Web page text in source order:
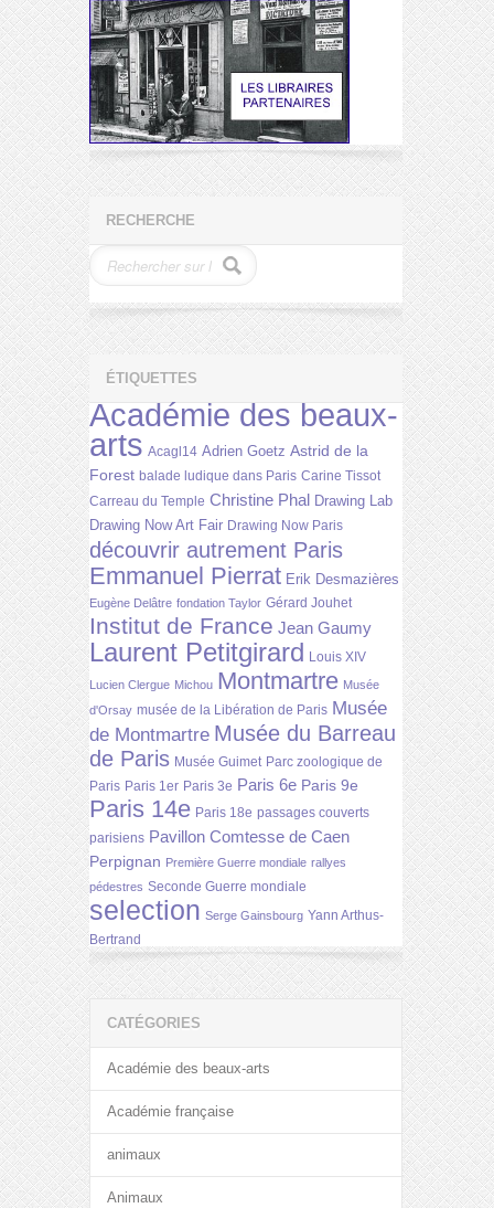
RECHERCHE
ÉTIQUETTES
Académie des beaux-
arts Acagl14 Adrien Goetz Astrid de la
Forest balade ludique dans Paris Carine Tissot
Carreau du Temple Christine Phal Drawing Lab
Drawing Now Art Fair Drawing Now Paris
découvrir autrement Paris
Emmanuel Pierrat Erik Desmazières
Eugène Delâtre fondation Taylor Gérard Jouhet
Institut de France Jean Gaumy
Laurent Petitgirard Louis XIV
Lucien Clergue Michou Montmartre Musée
d'Orsay musée de la Libération de Paris Musée
de Montmartre Musée du Barreau
de Paris Musée Guimet Parc zoologique de
Paris Paris 1er Paris 3e Paris 6e Paris 9e
Paris 14e Paris 18e passages couverts
parisiens Pavillon Comtesse de Caen
Perpignan Première Guerre mondiale rallyes
pédestres Seconde Guerre mondiale
selection Serge Gainsbourg Yann Arthus-
Bertrand
CATÉGORIES
Académie des beaux-arts
Académie française
animaux
Animaux